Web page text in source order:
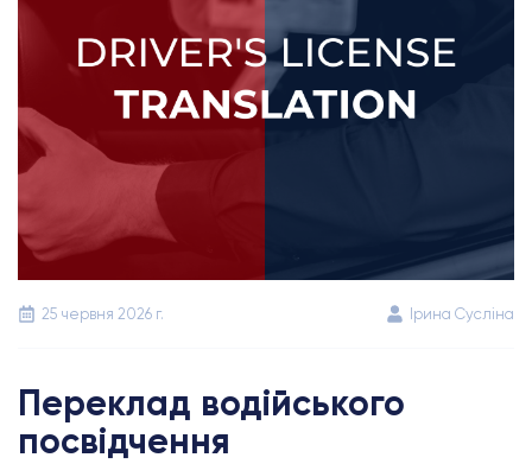
25 червня 2026 г. Ірина Сусліна
Переклад водійського
посвідчення